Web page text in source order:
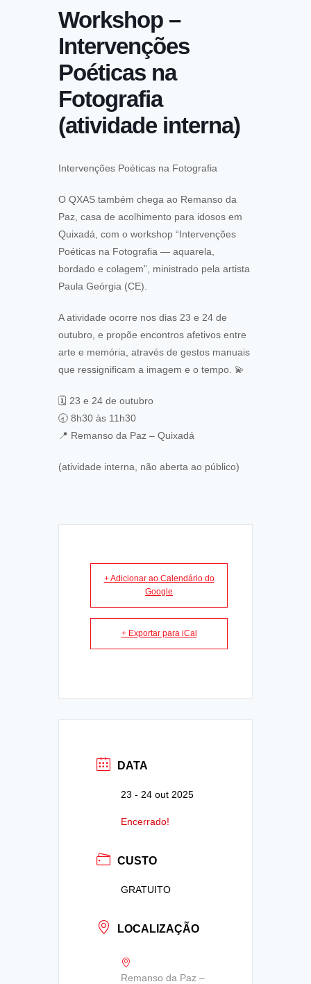
Workshop –
Intervenções
Poéticas na
Fotografia
(atividade interna)
Intervenções Poéticas na Fotografia
O QXAS também chega ao Remanso da
Paz, casa de acolhimento para idosos em
Quixadá, com o workshop “Intervenções
Poéticas na Fotografia — aquarela,
bordado e colagem”, ministrado pela artista
Paula Geórgia (CE).
A atividade ocorre nos dias 23 e 24 de
outubro, e propõe encontros afetivos entre
arte e memória, através de gestos manuais
que ressignificam a imagem e o tempo. 💫
🗓️ 23 e 24 de outubro
🕣 8h30 às 11h30
📍 Remanso da Paz – Quixadá
(atividade interna, não aberta ao público)
+ Adicionar ao Calendário do
Google
+ Exportar para iCal
DATA
23 - 24 out 2025
Encerrado!
CUSTO
GRATUITO
LOCALIZAÇÃO
Remanso da Paz –